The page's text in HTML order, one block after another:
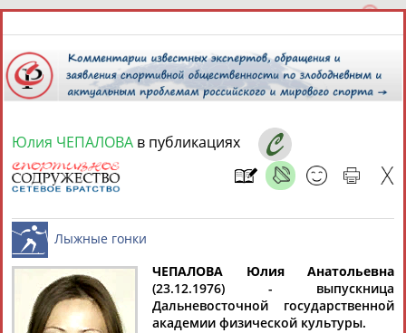
10 августа 2026 года,
СПОРТСМЕНЫ, ТРЕНЕРЫ И СПЕЦИАЛИСТЫ
Найдено: 1персона Расширенный поиск
Юлия ЧЕПАЛОВА в публикациях
Лыжные гонки
ЧЕПАЛОВА Юлия Анатольевна
(23.12.1976) - выпускница
Дальневосточной государственной
академии физической культуры.